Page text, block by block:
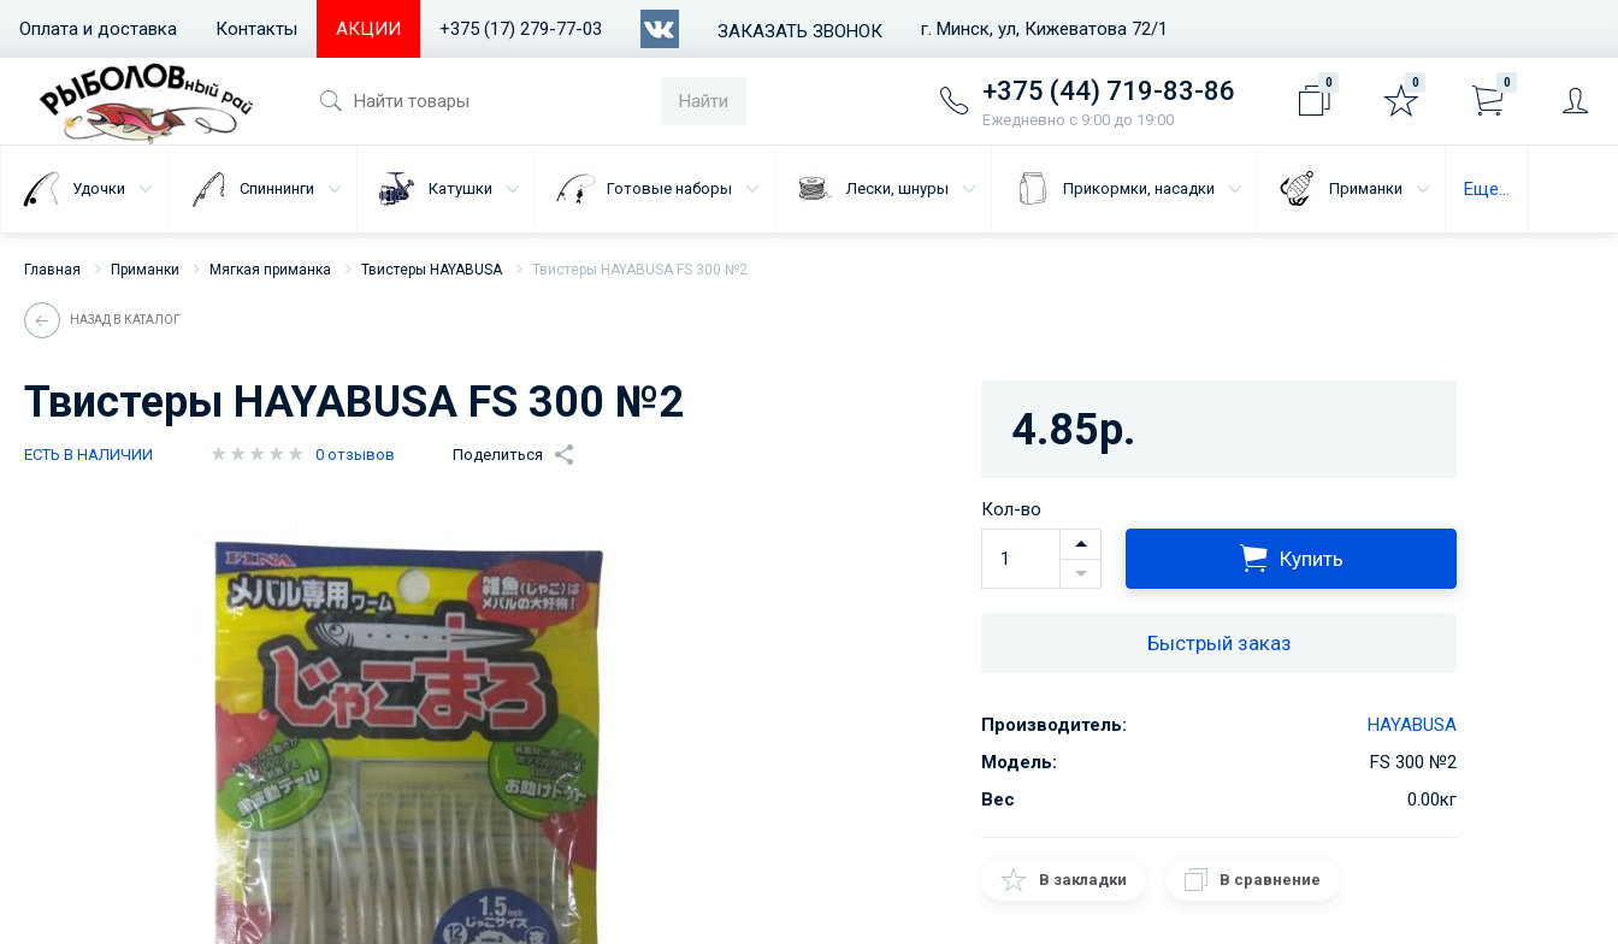
Оплата и доставка Контакты АКЦИИ +375 (17) 279-77-03 ЗАКАЗАТЬ ЗВОНОК г. Минск, ул, Кижеватова 72/1
Найти +375 (44) 719-83-86
Ежедневно с 9:00 до 19:00
0 0 0
Удочки Спиннинги Катушки Готовые наборы Лески, шнуры Прикормки, насадки Приманки Еще...
Главная Приманки Мягкая приманка Твистеры HAYABUSA Твистеры HAYABUSA FS 300 №2
НАЗАД В КАТАЛОГ
Твистеры HAYABUSA FS 300 №2
ЕСТЬ В НАЛИЧИИ 0 отзывов Поделиться 4.85р.
Кол-во
Купить
Быстрый заказ
Производитель:
HAYABUSA
Модель:
FS 300 №2
Вес
0.00кг
В закладки В сравнение